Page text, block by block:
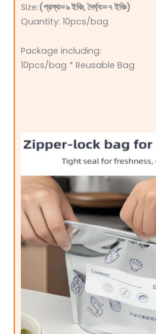
Size:(প্রস্থ=৯ ইঞ্চি, দৈর্ঘ্য=৭ ইঞ্চি)
Quantity: 10pcs/bag
Package including:
10pcs/bag * Reusable Bag